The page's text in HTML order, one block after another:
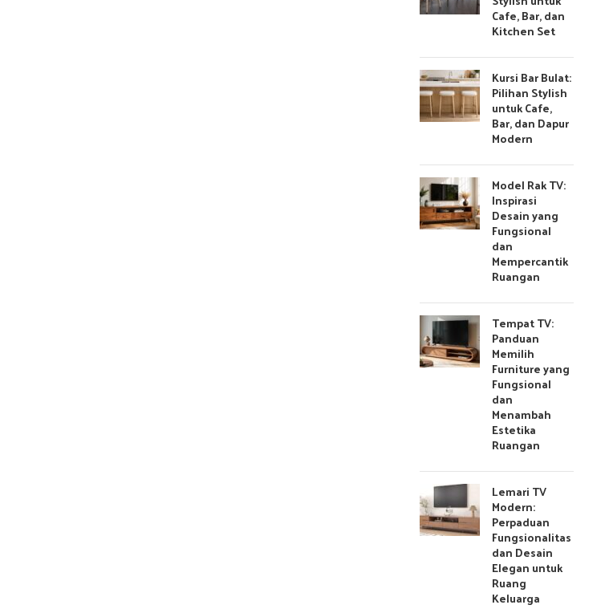
Cafe, Bar, dan
Kitchen Set
Kursi Bar Bulat:
Pilihan Stylish
untuk Cafe,
Bar, dan Dapur
Modern
Model Rak TV:
Inspirasi
Desain yang
Fungsional
dan
Mempercantik
Ruangan
Tempat TV:
Panduan
Memilih
Furniture yang
Fungsional
dan
Menambah
Estetika
Ruangan
Lemari TV
Modern:
Perpaduan
Fungsionalitas
dan Desain
Elegan untuk
Ruang
Keluarga